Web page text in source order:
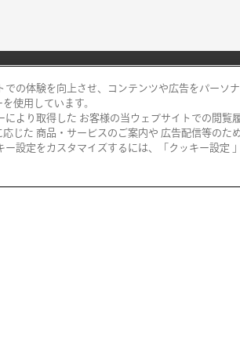
阪急百貨店
阪急メンズ大阪
での体験を向上させ、コンテンツや広告をパーソ
使用しています。
により取得した お客様の当ウェブサイトでの閲覧
じた 商品・サービスのご案内や 広告配信等のた
ー設定をカスタマイズするには、「クッキー設定